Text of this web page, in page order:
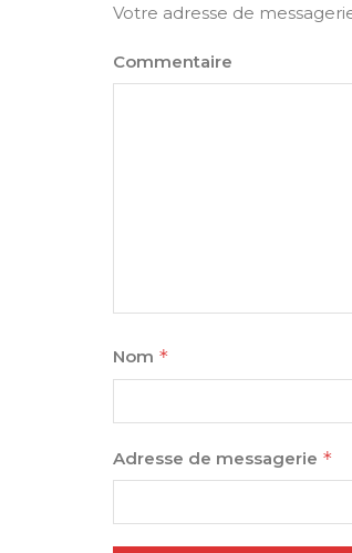
Votre adresse de
Commentaire
Nom *
Adresse de messagerie *